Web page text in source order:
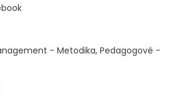
- Metodika Pedagogové -